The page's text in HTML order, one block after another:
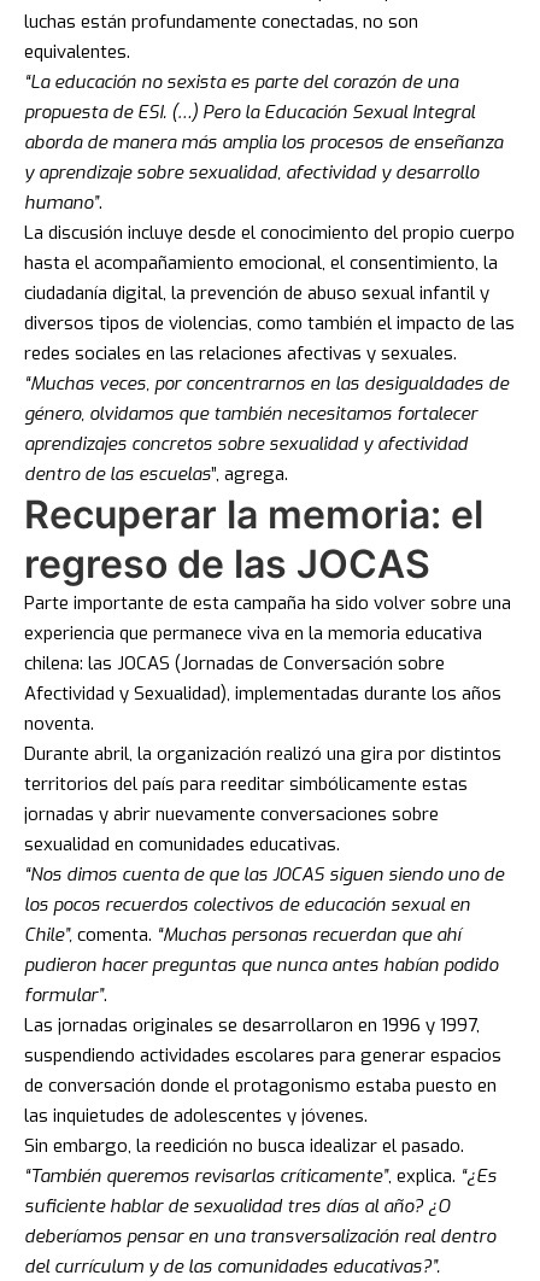
luchas están profundamente conectadas, no son
equivalentes.
“La educación no sexista es parte del corazón de una
propuesta de ESI. (…) Pero la Educación Sexual Integral
aborda de manera más amplia los procesos de enseñanza
y aprendizaje sobre sexualidad, afectividad y desarrollo
humano”.
La discusión incluye desde el conocimiento del propio cuerpo
hasta el acompañamiento emocional, el consentimiento, la
ciudadanía digital, la prevención de abuso sexual infantil y
diversos tipos de violencias, como también el impacto de las
redes sociales en las relaciones afectivas y sexuales.
“Muchas veces, por concentrarnos en las desigualdades de
género, olvidamos que también necesitamos fortalecer
aprendizajes concretos sobre sexualidad y afectividad
dentro de las escuelas”, agrega.
Recuperar la memoria: el
regreso de las JOCAS
Parte importante de esta campaña ha sido volver sobre una
experiencia que permanece viva en la memoria educativa
chilena: las JOCAS (Jornadas de Conversación sobre
Afectividad y Sexualidad), implementadas durante los años
noventa.
Durante abril, la organización realizó una gira por distintos
territorios del país para reeditar simbólicamente estas
jornadas y abrir nuevamente conversaciones sobre
sexualidad en comunidades educativas.
“Nos dimos cuenta de que las JOCAS siguen siendo uno de
los pocos recuerdos colectivos de educación sexual en
Chile”, comenta. “Muchas personas recuerdan que ahí
pudieron hacer preguntas que nunca antes habían podido
formular”.
Las jornadas originales se desarrollaron en 1996 y 1997,
suspendiendo actividades escolares para generar espacios
de conversación donde el protagonismo estaba puesto en
las inquietudes de adolescentes y jóvenes.
Sin embargo, la reedición no busca idealizar el pasado.
“También queremos revisarlas críticamente”, explica. “¿Es
suficiente hablar de sexualidad tres días al año? ¿O
deberíamos pensar en una transversalización real dentro
del currículum y de las comunidades educativas?”.